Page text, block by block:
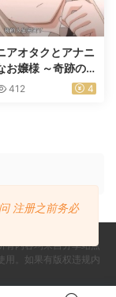
アオタクとアナニ
お嬢様 ～奇跡の
前編
412 4
有内容均来自分享站点
用。如果有版权违规内
注册之前务必